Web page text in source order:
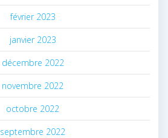
février 2023
janvier 2023
décembre 2022
novembre 2022
octobre 2022
septembre 2022